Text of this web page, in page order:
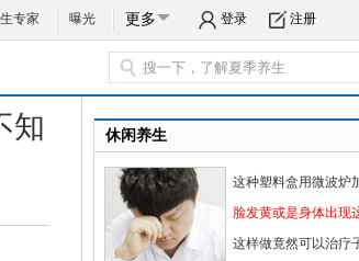
专家 曝光 更多 登录 注册
知
休闲养生
这种塑料盒用微波炉
脸发黄或是身体出现
这样做竟然可以治疗